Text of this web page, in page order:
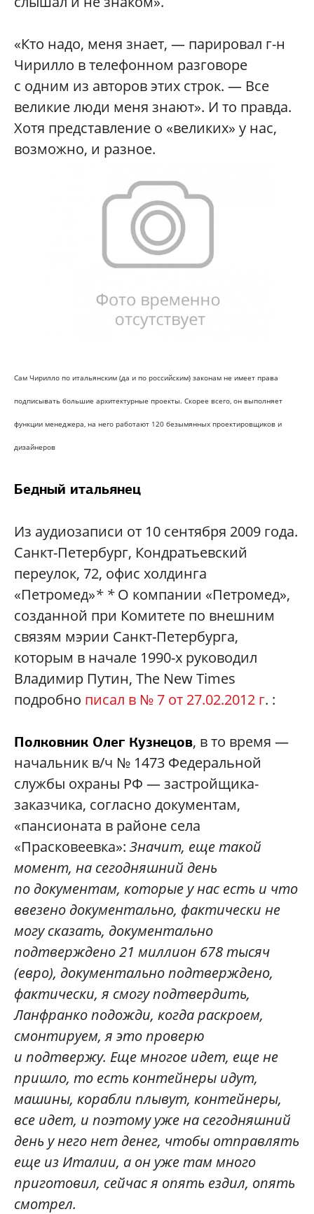
«Кто надо, меня знает, — парировал г-н
Чирилло в телефонном разговоре
с одним из авторов этих строк. — Все
великие люди меня знают». И то правда.
Хотя представление о «великих» у нас,
возможно, и разное.
Сам Чирилло по итальянским (да и по российским) законам не имеет права
подписывать большие архитектурные проекты. Скорее всего, он выполняет
функции менеджера, на него работают 120 безымянных проектировщиков и
дизайнеров
Бедный итальянец
Из аудиозаписи от 10 сентября 2009 года.
Санкт-Петербург, Кондратьевский
переулок, 72, офис холдинга
«Петромед»* *О компании «Петромед»,
созданной при Комитете по внешним
связям мэрии Санкт-Петербурга,
которым в начале 1990-х руководил
Владимир Путин, The New Times
подробно писал в № 7 от 27.02.2012 г. :
Полковник Олег Кузнецов, в то время —
начальник в/ч № 1473 Федеральной
службы охраны РФ — застройщика-
заказчика, согласно документам,
«пансионата в районе села
«Прасковеевка»: Значит, еще такой
момент, на сегодняшний день
по документам, которые у нас есть и что
ввезено документально, фактически не
могу сказать, документально
подтверждено 21 миллион 678 тысяч
(евро), документально подтверждено,
фактически, я смогу подтвердить,
Ланфранко подожди, когда раскроем,
смонтируем, я это проверю
и подтвержу. Еще многое идет, еще не
пришло, то есть контейнеры идут,
машины, корабли плывут, контейнеры,
все идет, и поэтому уже на сегодняшний
день у него нет денег, чтобы отправлять
еще из Италии, а он уже там много
приготовил, сейчас я опять ездил, опять
смотрел.